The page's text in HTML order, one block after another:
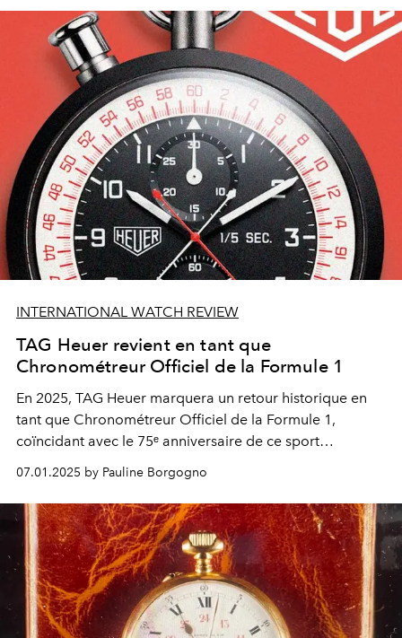
INTERNATIONAL WATCH REVIEW
TAG Heuer revient en tant que
Chronométreur Officiel de la Formule 1
En 2025, TAG Heuer marquera un retour historique en
tant que Chronométreur Officiel de la Formule 1,
coïncidant avec le 75ᵉ anniversaire de ce sport
07.01.2025 by Pauline Borgogno